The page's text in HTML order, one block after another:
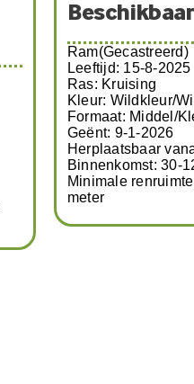
Beschikbaar
Ram(Gecastreerd)
Leeftijd: 15-8-2025
Ras: Kruising
Kleur: Wildkleur/
Formaat: Middel/
Geënt: 9-1-2026
Herplaatsbaar
Binnenkomst: 30-
Minimale
meter